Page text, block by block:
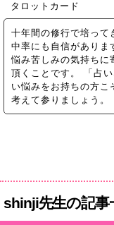
タロットカード
十年間の修行で培って
中率にも自信がありま
悩み苦しみの気持ちに
頂くことです。 「占
い悩みをお持ちの方こ
考えて参りましょう。
shinji先生の記事